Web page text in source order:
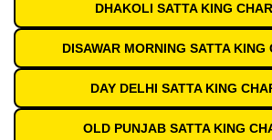
DHAKOLI SATTA KING
DISAWAR MORNING SATTA KING
DAY DELHI SATTA KING
OLD PUNJAB SATTA KING